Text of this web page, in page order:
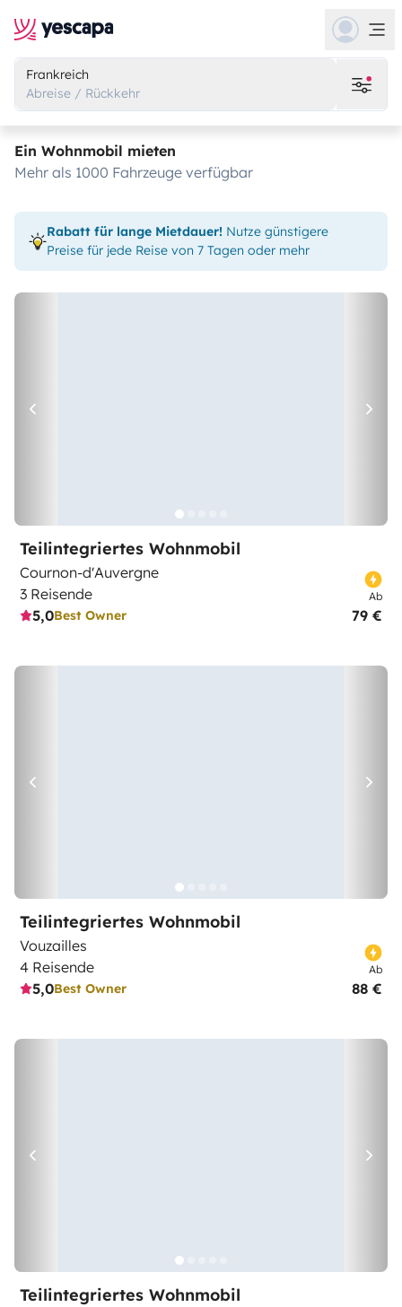
Frankreich
Abreise / Rückkehr
Ein Wohnmobil mieten
mehr als 1000 Fahrzeuge verfügbar
Rabatt für lange Mietdauer! Nutze günstigere
Preise für jede Reise von 7 Tagen oder mehr
Teilintegriertes Wohnmobil
Cournon-d'Auvergne
3 Reisende
5,0Best Owner
Ab
79 €
Teilintegriertes Wohnmobil
Vouzailles
4 Reisende
5,0Best Owner
Ab
88 €
Teilintegriertes Wohnmobil